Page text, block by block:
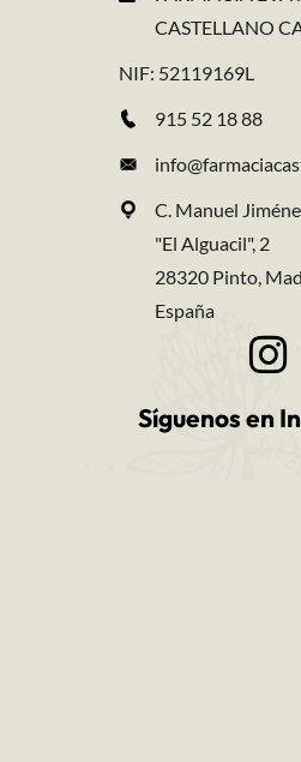
CASTELLANO
NIF: 52119169L
915 52 18 88
C. Manuel
"El Alguacil", 2
28320 Pinto,
España
Síguenos en